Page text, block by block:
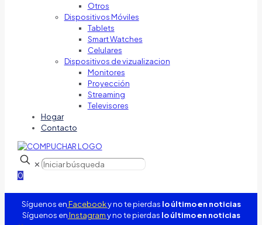
Otros
Dispositivos Móviles
Tablets
Smart Watches
Celulares
Dispositivos de vizualizacion
Monitores
Proyección
Streaming
Televisores
Hogar
Contacto
✕
0
Síguenos enFacebooky no te pierdas lo último en noticias
Síguenos enInstagramy no te pierdas lo último en noticias